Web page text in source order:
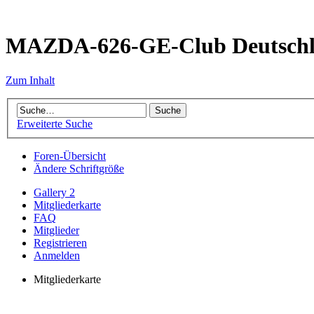
MAZDA-626-GE-Club
Zum Inhalt
Erweiterte Suche
Foren-Übersicht
Ändere Schriftgröße
Gallery 2
Mitgliederkarte
FAQ
Mitglieder
Registrieren
Anmelden
Mitgliederkarte